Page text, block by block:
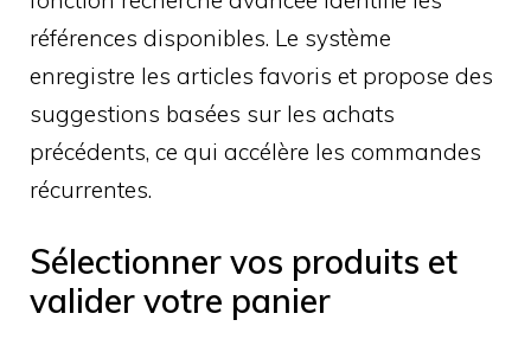
références disponibles. Le système
enregistre les articles favoris et propose des
suggestions basées sur les achats
précédents, ce qui accélère les commandes
récurrentes.
Sélectionner vos produits et
valider votre panier